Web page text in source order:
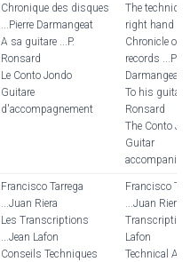
Chronique des disques
...Pierre Darmangeat
A sa guitare ...P.
Ronsard
Le Conto Jondo
Guitare
d'accompagnement
The
right hand
Chronicle of
records
Darmangeat
To his guitar
Ronsard
The Conto
Guitar
Francisco Tarrega
...Juan Riera
Les Transcriptions
...Jean Lafon
Conseils Techniques
Francisco
...Juan Riera
Lafon
Technical